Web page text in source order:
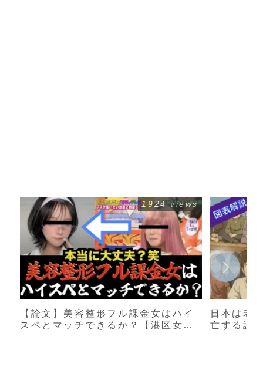
【論文】美容整形フル課金女はハイ
スペとマッチできるか？【港区女
1924 views
日本は老
亡する説